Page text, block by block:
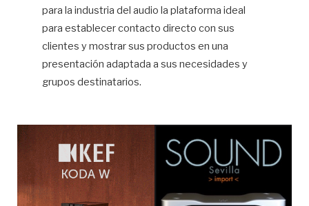
para la industria del audio la plataforma ideal
para establecer contacto directo con sus
clientes y mostrar sus productos en una
presentación adaptada a sus necesidades y
grupos destinatarios.